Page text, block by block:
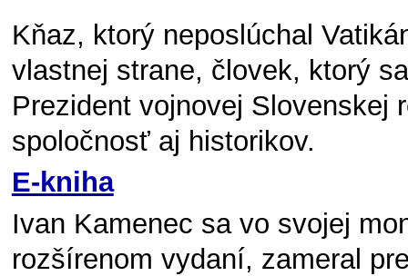
Kňaz, ktorý neposlúchal
vlastnej strane, človek, ktorý
Prezident vojnovej Slovenskej
spoločnosť aj historikov.
E-kniha
Ivan Kamenec sa vo svojej
rozšírenom vydaní, zameral